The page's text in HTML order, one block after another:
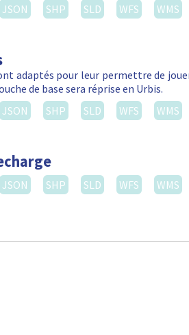
JSON SHP SLD WFS WMS
adaptés pour leur permettre de
de base sera réprise en Urbis.
JSON SHP SLD WFS WMS
JSON SHP SLD WFS WMS